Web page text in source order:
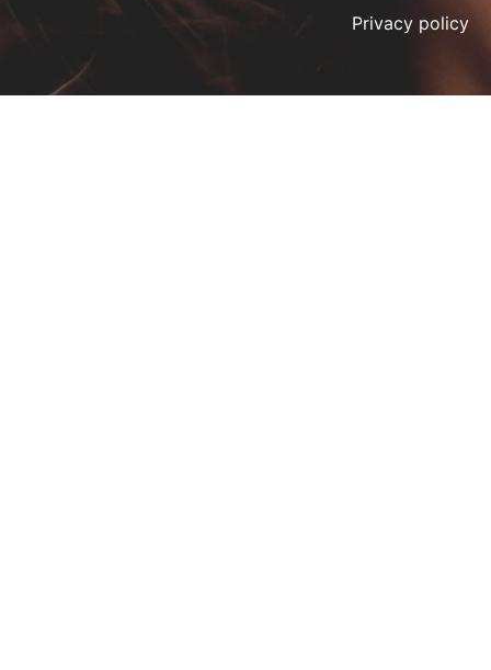
Privacy policy